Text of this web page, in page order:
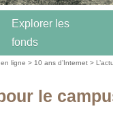
Explorer les
fonds
ligne > 10 ans d’Internet >
le